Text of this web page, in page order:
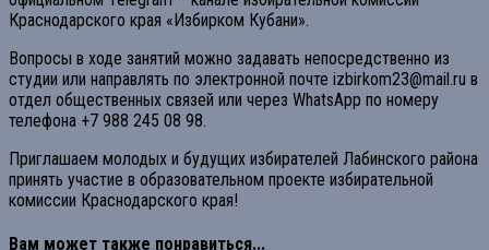
Краснодарского края «Избирком Кубани».
Вопросы в ходе занятий можно задавать непосредственно из
студии или направлять по электронной почте izbirkom23@mail.ru в
отдел общественных связей или через WhatsApp по номеру
телефона +7 988 245 08 98.
Приглашаем молодых и будущих избирателей Лабинского района
принять участие в образовательном проекте избирательной
комиссии Краснодарского края!
Вам может также понравиться...